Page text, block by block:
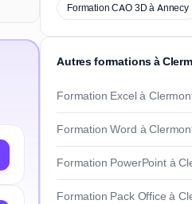
Formation CAO 3D à Annecy
Autres formations à
Formation Excel à
Formation Word à
Formation PowerPoint à
Formation Pack Office à